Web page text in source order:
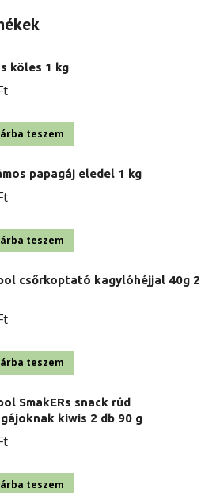
köles 1 kg
teszem
papagáj eledel 1 kg
teszem
csőrkoptató kagylóhéjjal 40g 2
teszem
SmakERs snack rúd
kiwis 2 db 90 g
teszem